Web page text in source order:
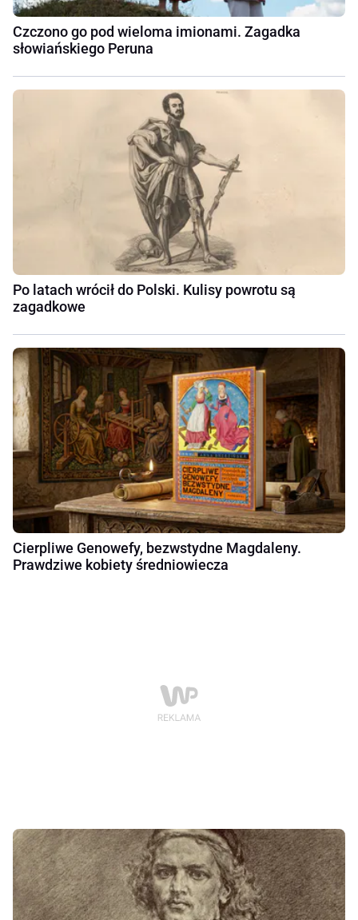
Czczono go pod wieloma imionami. Zagadka
słowiańskiego Peruna
Po latach wrócił do Polski. Kulisy powrotu są
zagadkowe
Cierpliwe Genowefy, bezwstydne Magdaleny.
Prawdziwe kobiety średniowiecza